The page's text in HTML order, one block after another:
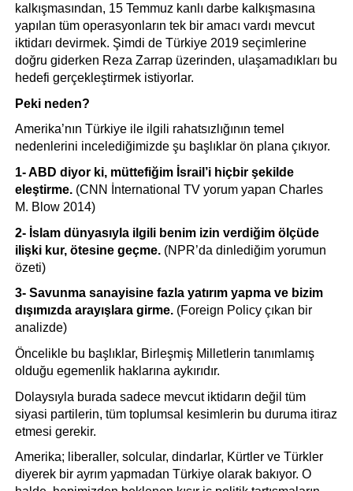
kalkışmasından, 15 Temmuz kanlı darbe kalkışmasına
yapılan tüm operasyonların tek bir amacı vardı mevcut
iktidarı devirmek. Şimdi de Türkiye 2019 seçimlerine
doğru giderken Reza Zarrap üzerinden, ulaşamadıkları bu
hedefi gerçekleştirmek istiyorlar.
Peki neden?
Amerika’nın Türkiye ile ilgili rahatsızlığının temel
nedenlerini incelediğimizde şu başlıklar ön plana çıkıyor.
1- ABD diyor ki, müttefiğim İsrail’i hiçbir şekilde
eleştirme. (CNN İnternational TV yorum yapan Charles
M. Blow 2014)
2- İslam dünyasıyla ilgili benim izin verdiğim ölçüde
ilişki kur, ötesine geçme. (NPR’da dinlediğim yorumun
özeti)
3- Savunma sanayisine fazla yatırım yapma ve bizim
dışımızda arayışlara girme. (Foreign Policy çıkan bir
analizde)
Öncelikle bu başlıklar, Birleşmiş Milletlerin tanımlamış
olduğu egemenlik haklarına aykırıdır.
Dolaysıyla burada sadece mevcut iktidarın değil tüm
siyasi partilerin, tüm toplumsal kesimlerin bu duruma itiraz
etmesi gerekir.
Amerika; liberaller, solcular, dindarlar, Kürtler ve Türkler
diyerek bir ayrım yapmadan Türkiye olarak bakıyor. O